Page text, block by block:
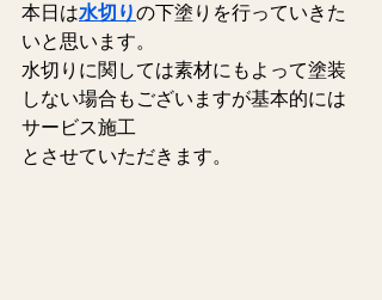
本日は水切りの下塗りを行っていきた
いと思います。
水切りに関しては素材にもよって塗装
しない場合もございますが基本的には
サービス施工
とさせていただきます。